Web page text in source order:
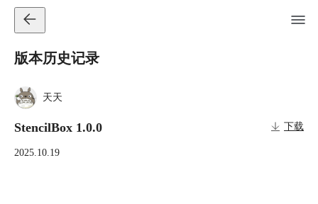
版本历史记录
天天
StencilBox 1.0.0 下载
2025.10.19